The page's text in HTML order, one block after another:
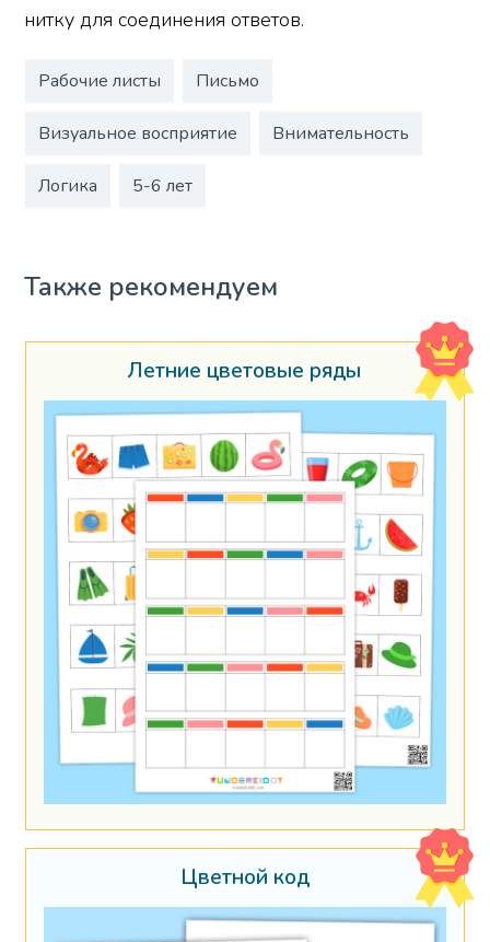
нитку для соединения ответов.
Рабочие листы Письмо
Визуальное восприятие Внимательность
Логика 5-6 лет
Также рекомендуем
Летние цветовые ряды
Цветной код